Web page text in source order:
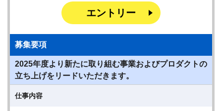
エントリー
募集要項
2025年度より新たに取り組む事業およびプロダクトの
立ち上げをリードいただきます。
仕事内容